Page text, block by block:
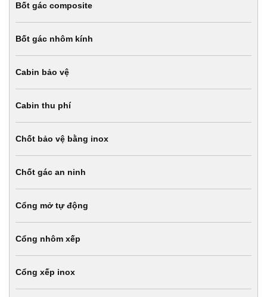
Bốt gác composite
Bốt gác nhôm kính
Cabin bảo vệ
Cabin thu phí
Chốt bảo vệ bằng inox
Chốt gác an ninh
Cổng mở tự động
Cổng nhôm xếp
Cổng xếp inox